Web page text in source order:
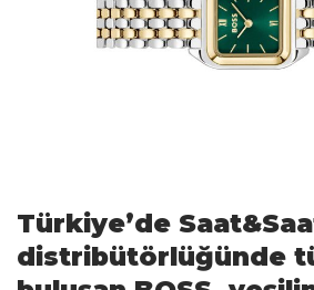
Gündem
Araştırma
Türkiye’de
distribütörlüğünde